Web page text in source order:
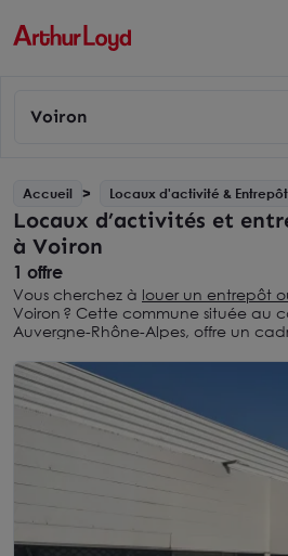
Voiron
Accueil Locaux d'activité &
Locaux d’activités et
à Voiron
1 offre
Vous cherchez à louer un entrepôt
Voiron ? Cette commune située au
Auvergne-Rhône-Alpes, offre un
stratégique, à seulement 29
dynamisme économique, Voiron
incontournable pour les
emplacement alliant performance